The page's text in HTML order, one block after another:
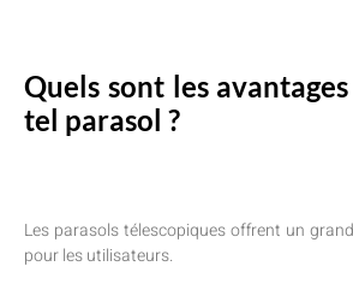
Quels sont les
tel parasol ?
Les parasols télescopiques offrent un
pour les utilisateurs.